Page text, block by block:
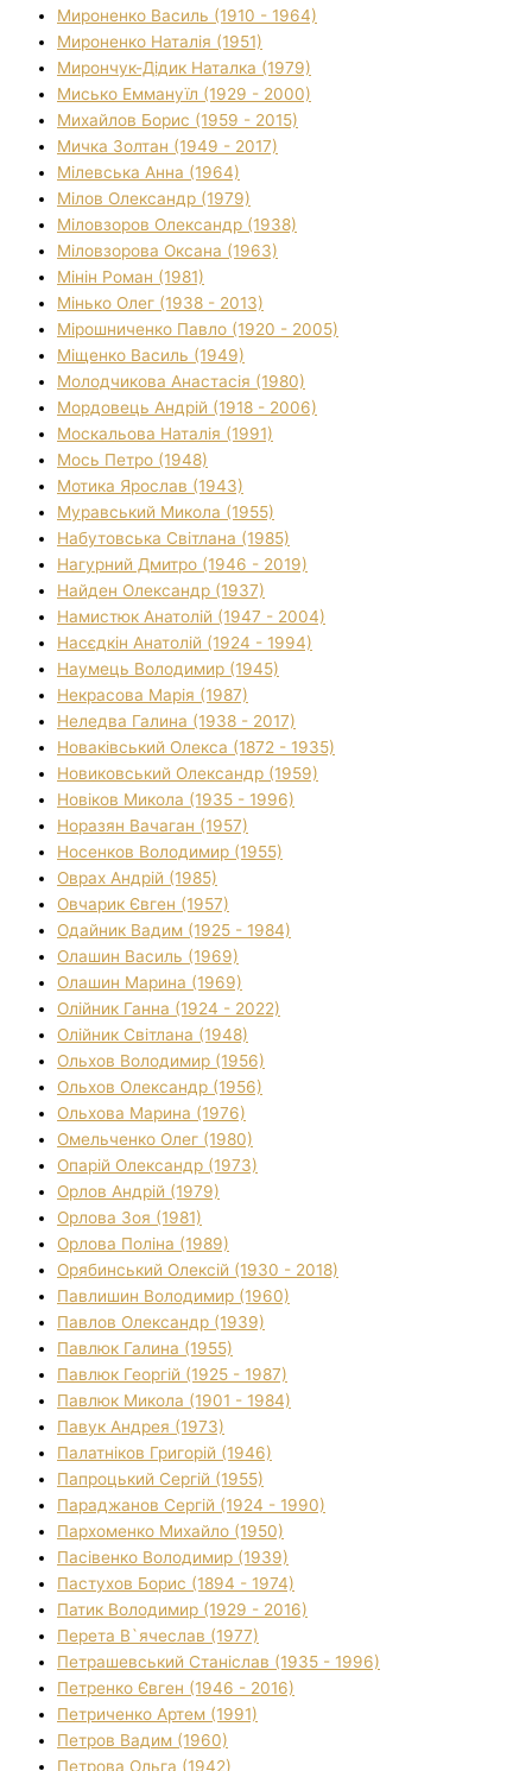
Мироненко Василь (1910 - 1964)
Мироненко Наталія (1951)
Мирончук-Дідик Наталка (1979)
Мисько Еммануїл (1929 - 2000)
Михайлов Борис (1959 - 2015)
Мичка Золтан (1949 - 2017)
Мілевська Анна (1964)
Мілов Олександр (1979)
Міловзоров Олександр (1938)
Міловзорова Оксана (1963)
Мінін Роман (1981)
Мінько Олег (1938 - 2013)
Мірошниченко Павло (1920 - 2005)
Міщенко Василь (1949)
Молодчикова Анастасія (1980)
Мордовець Андрій (1918 - 2006)
Москальова Наталія (1991)
Мось Петро (1948)
Мотика Ярослав (1943)
Муравський Микола (1955)
Набутовська Світлана (1985)
Нагурний Дмитро (1946 - 2019)
Найден Олександр (1937)
Намистюк Анатолій (1947 - 2004)
Насєдкін Анатолій (1924 - 1994)
Наумець Володимир (1945)
Некрасова Марія (1987)
Неледва Галина (1938 - 2017)
Новаківський Олекса (1872 - 1935)
Новиковський Олександр (1959)
Новіков Микола (1935 - 1996)
Норазян Вачаган (1957)
Носенков Володимир (1955)
Оврах Андрій (1985)
Овчарик Євген (1957)
Одайник Вадим (1925 - 1984)
Олашин Василь (1969)
Олашин Марина (1969)
Олійник Ганна (1924 - 2022)
Олійник Світлана (1948)
Ольхов Володимир (1956)
Ольхов Олександр (1956)
Ольхова Марина (1976)
Омельченко Олег (1980)
Опарій Олександр (1973)
Орлов Андрій (1979)
Орлова Зоя (1981)
Орлова Поліна (1989)
Орябинський Олексій (1930 - 2018)
Павлишин Володимир (1960)
Павлов Олександр (1939)
Павлюк Галина (1955)
Павлюк Георгій (1925 - 1987)
Павлюк Микола (1901 - 1984)
Павук Андрея (1973)
Палатніков Григорій (1946)
Папроцький Сергій (1955)
Параджанов Сергій (1924 - 1990)
Пархоменко Михайло (1950)
Пасівенко Володимир (1939)
Пастухов Борис (1894 - 1974)
Патик Володимир (1929 - 2016)
Перета В`ячеслав (1977)
Петрашевський Станіслав (1935 - 1996)
Петренко Євген (1946 - 2016)
Петриченко Артем (1991)
Петров Вадим (1960)
Петрова Ольга (1942)